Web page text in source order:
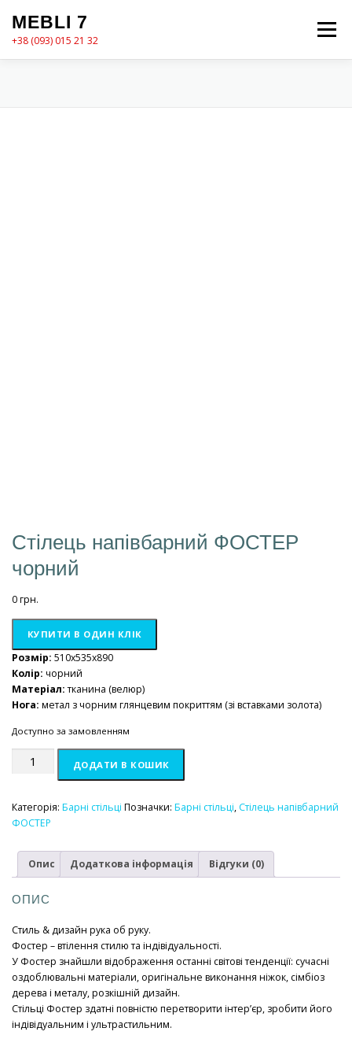
вмісту
MEBLI 7
+38 (093) 015 21 32
Меню
Стілець напівбарний ФОСТЕР
чорний
0грн.
КУПИТИ В ОДИН КЛІК
Розмір: 510x535x890
Колір: чорний
Матеріал:тканина (велюр)
Нога: метал з чорним глянцевим покриттям (зі вставками золота)
Доступно за замовленням
Стілець
чорний
кількість
ДОДАТИ В КОШИК
Категорія: Барні стільці Позначки: Барні стільці, Стілець напівбарний
ФОСТЕР
Опис Додаткова інформація Відгуки (0)
ОПИС
Стиль & дизайн рука об руку.
Фостер – втілення стилю та індівідуальності.
У Фостер знайшли відображення останні світові тенденції: сучасні
оздоблювальні матеріали, оригінальне виконання ніжок, сімбіоз
дерева і металу, розкішній дизайн.
Стільці Фостер здатні повністю перетворити інтер’єр, зробити його
індівідуальним і ультрастильним.